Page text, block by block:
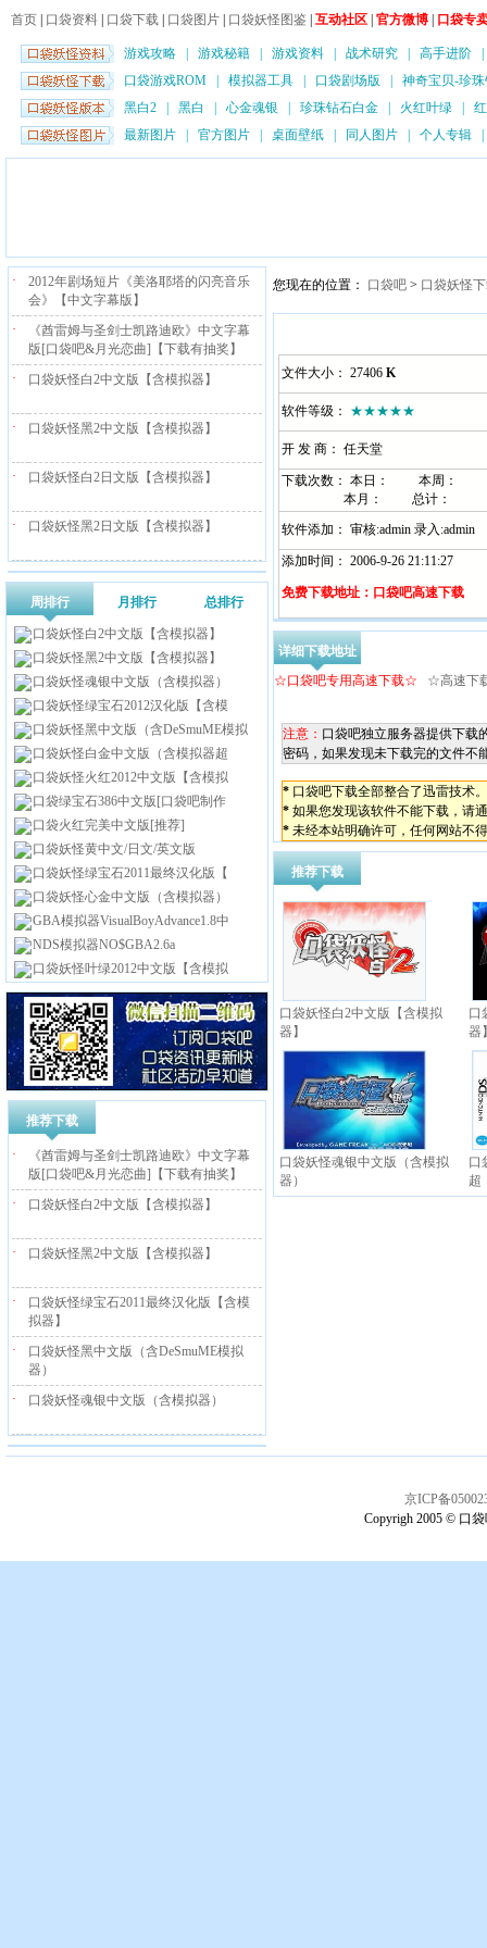
首页 口袋资料 口袋下载 口袋图片 口袋妖怪图鉴 互动社区 官方微博 口袋专
游戏攻略 游戏秘籍 游戏资料 战术研究 高手进阶
口袋游戏ROM
模拟器工具 口袋剧场版
神奇宝贝-珍
黑白2
黑白 心金魂银 珍珠钻石白金 火红叶绿
最新图片
官方图片 桌面壁纸 同人图片 个人专辑
·
2012年剧场短片《美洛耶塔的闪亮音乐
会》【中文字幕版】
·
《酋雷姆与圣剑士凯路迪欧》中文字幕
版[口袋吧&月光恋曲]【下载有抽奖】
·
口袋妖怪白2中文版【含模拟器】
· 口袋妖怪黑2中文版【含模拟器】
· 口袋妖怪白2日文版【含模拟器】
· 口袋妖怪黑2日文版【含模拟器】
周排行 月排行 总排行
口袋妖怪白2中文版【含模拟器】
口袋妖怪黑2中文版【含模拟器】
口袋妖怪魂银中文版（含模拟器）
口袋妖怪绿宝石2012汉化版【含模
口袋妖怪黑中文版（含DeSmuME模拟
口袋妖怪白金中文版（含模拟器超
口袋妖怪火红2012中文版【含模拟
口袋绿宝石386中文版[口袋吧制作
口袋火红完美中文版[推荐]
口袋妖怪黄中文/日文/英文版
口袋妖怪绿宝石2011最终汉化版【
口袋妖怪心金中文版（含模拟器）
GBA模拟器VisualBoyAdvance1.8中
NDS模拟器NO$GBA2.6a
口袋妖怪叶绿2012中文版【含模拟
推荐下载
·
《酋雷姆与圣剑士凯路迪欧》中文字幕
版[口袋吧&月光恋曲]【下载有抽奖】
·
口袋妖怪白2中文版【含模拟器】
· 口袋妖怪黑2中文版【含模拟器】
·
口袋妖怪绿宝石2011最终汉化版【含模
拟器】
·
口袋妖怪黑中文版（含DeSmuME模拟
器）
·
口袋妖怪魂银中文版（含模拟器）
您现在的位置： 口袋吧> 口袋妖怪
文件大小： 27406 K
软件等级： ★★★★★
开 发 商： 任天堂
下载次数： 本日：
本周：
本月：
总计：
软件添加： 审核:admin 录入:admin
添加时间： 2006-9-26 21:11:27
免费下载地址：口袋吧高速下载
详细下载地址
☆口袋吧专用高速下载☆
☆高速下
注意： 口袋吧独立服务器提供下载
密码，如果发现未下载完的文件不
* 口袋吧下载全部整合了迅雷技术。
* 如果您发现该软件不能下载，请
* 未经本站明确许可，任何网站不
推荐下载
口袋妖怪白2中文版【含模拟
器】
口
器
口袋妖怪魂银中文版（含模拟
器）
口
超
京ICP备
Copyrigh 2005 © 口